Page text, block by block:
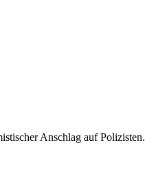
Anschlag auf Polizisten.